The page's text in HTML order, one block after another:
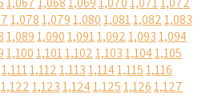
1,0781,0791,0801,0811,0821,083
1,0891,0901,0911,0921,0931,094
1,1001,1011,1021,1031,1041,105
1,1111,1121,1131,1141,1151,116
1,1221,1231,1241,1251,1261,127